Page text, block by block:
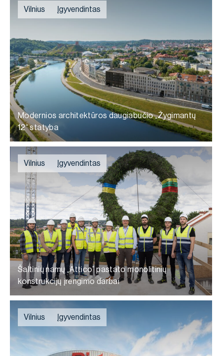
Vilnius Įgyvendintas
Modernios architektūros daugiabučio „Žygimantų
12“ statyba
Vilnius Įgyvendintas
Šaltinių namų „Attico” pastato monolitinių
konstrukcijų įrengimo darbai
Vilnius Įgyvendintas